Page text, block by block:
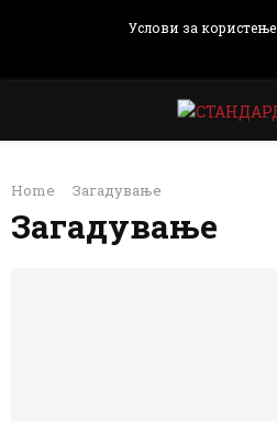
Услови за користење
PRIMARY
MENU
Home Загадување
Загадување